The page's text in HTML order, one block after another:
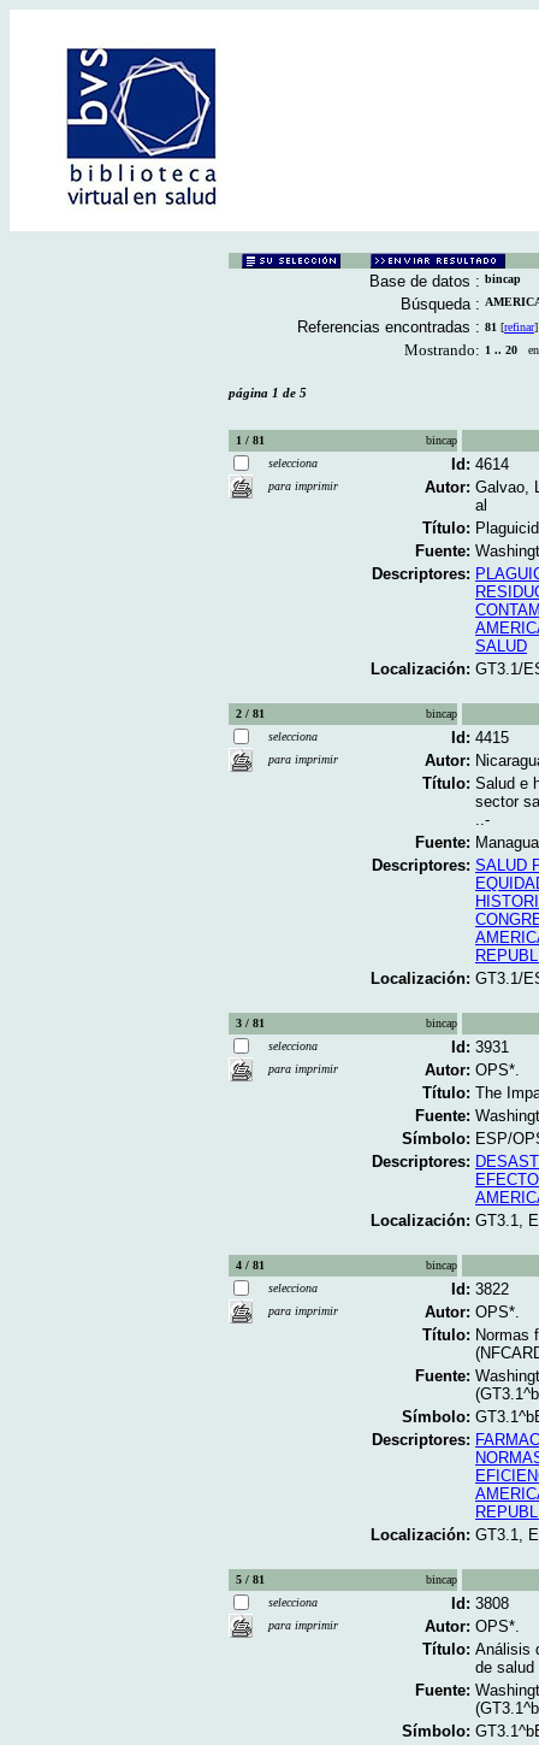
Base de datos : bincap
Búsqueda :
Referencias encontradas : 81 [refinar]
Mostrando: 1 .. 20 en
página 1 de 5
1 / 81
bincap
selecciona
para imprimir
Id: 4614
Autor: Galvao,
al
Título:
Fuente:
Descriptores:
SALUD
Localización: GT3.1/
2 / 81
bincap
selecciona
para imprimir
Id: 4415
Autor:
Título: Salud e
sector
..-
Fuente:
Descriptores: SALUD
Localización: GT3.1/
3 / 81
bincap
selecciona
para imprimir
Id: 3931
Autor: OPS*.
Título: The
Fuente:
Símbolo: ESP/
Descriptores:
Localización: GT3.1,
4 / 81
bincap
selecciona
para imprimir
Id: 3822
Autor: OPS*.
Título: Normas
Fuente:
Símbolo:
Descriptores:
Localización: GT3.1,
5 / 81
bincap
selecciona
para imprimir
Id: 3808
Autor: OPS*.
Título: Análisis
de salud
Fuente:
Símbolo: